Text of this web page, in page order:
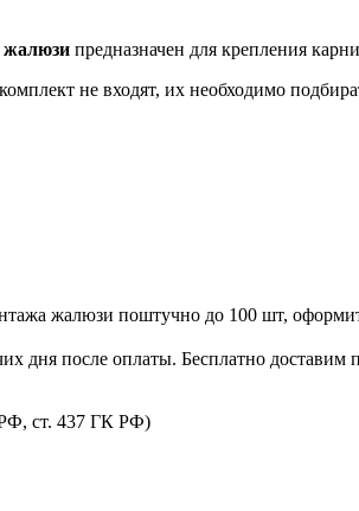
жалюзи предназначен для крепления
не входят, их необходимо
жалюзи поштучно до 100 шт,
дня после оплаты. Бесплатно
cт. 437 ГК РФ)